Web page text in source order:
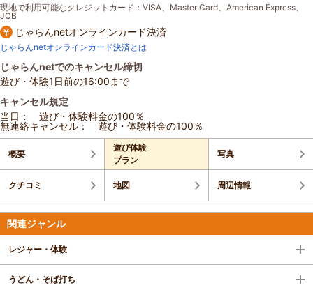
現地で利用可能なクレジットカード：VISA、Master Card、American Express、
JCB
じゃらんnetオンラインカード決済
じゃらんnetオンラインカード決済とは
じゃらんnetでのキャンセル締切
遊び・体験1日前の16:00まで
キャンセル規定
当日： 遊び・体験料金の100％
無連絡キャンセル： 遊び・体験料金の100％
概要
遊び体験
プラン
写真
クチコミ 地図 周辺情報
関連ジャンル
レジャー・体験
うどん・そば打ち